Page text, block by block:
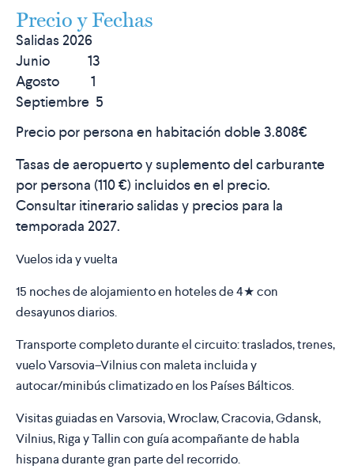
Precio y Fechas
Salidas 2026
Junio 13
Agosto 1
Septiembre 5
Precio por persona en habitación doble3.808€
Tasas de aeropuerto y suplemento del carburante
por persona (110 €) incluidos en el precio.
Consultar itinerario salidas y precios para la
temporada 2027.
Vuelos ida y vuelta
15 noches de alojamiento en hoteles de 4★ con
desayunos diarios.
Transporte completo durante el circuito: traslados, trenes,
vuelo Varsovia–Vilnius con maleta incluida y
autocar/minibús climatizado en los Países Bálticos.
Visitas guiadas en Varsovia, Wroclaw, Cracovia, Gdansk,
Vilnius, Riga y Tallin con guía acompañante de habla
hispana durante gran parte del recorrido.